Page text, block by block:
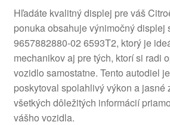
Môj účet
O nás
Obchodné podmienky
Ochrana osobních údajů
Hľadáte kvalitný displej pre váš
ponuka obsahuje výnimočný displej
9657882880-02 6593T2, ktorý je
mechanikov aj pre tých, ktorí si radi
vozidlo samostatne. Tento autodiel
poskytoval spolahlivý výkon a jasné
všetkých dôležitých informácií
vášho vozidla.